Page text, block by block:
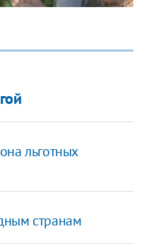
льготных
странам